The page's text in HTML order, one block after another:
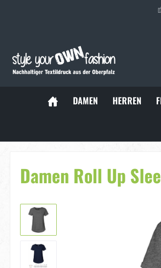
DAMEN HERREN
Damen Roll Up